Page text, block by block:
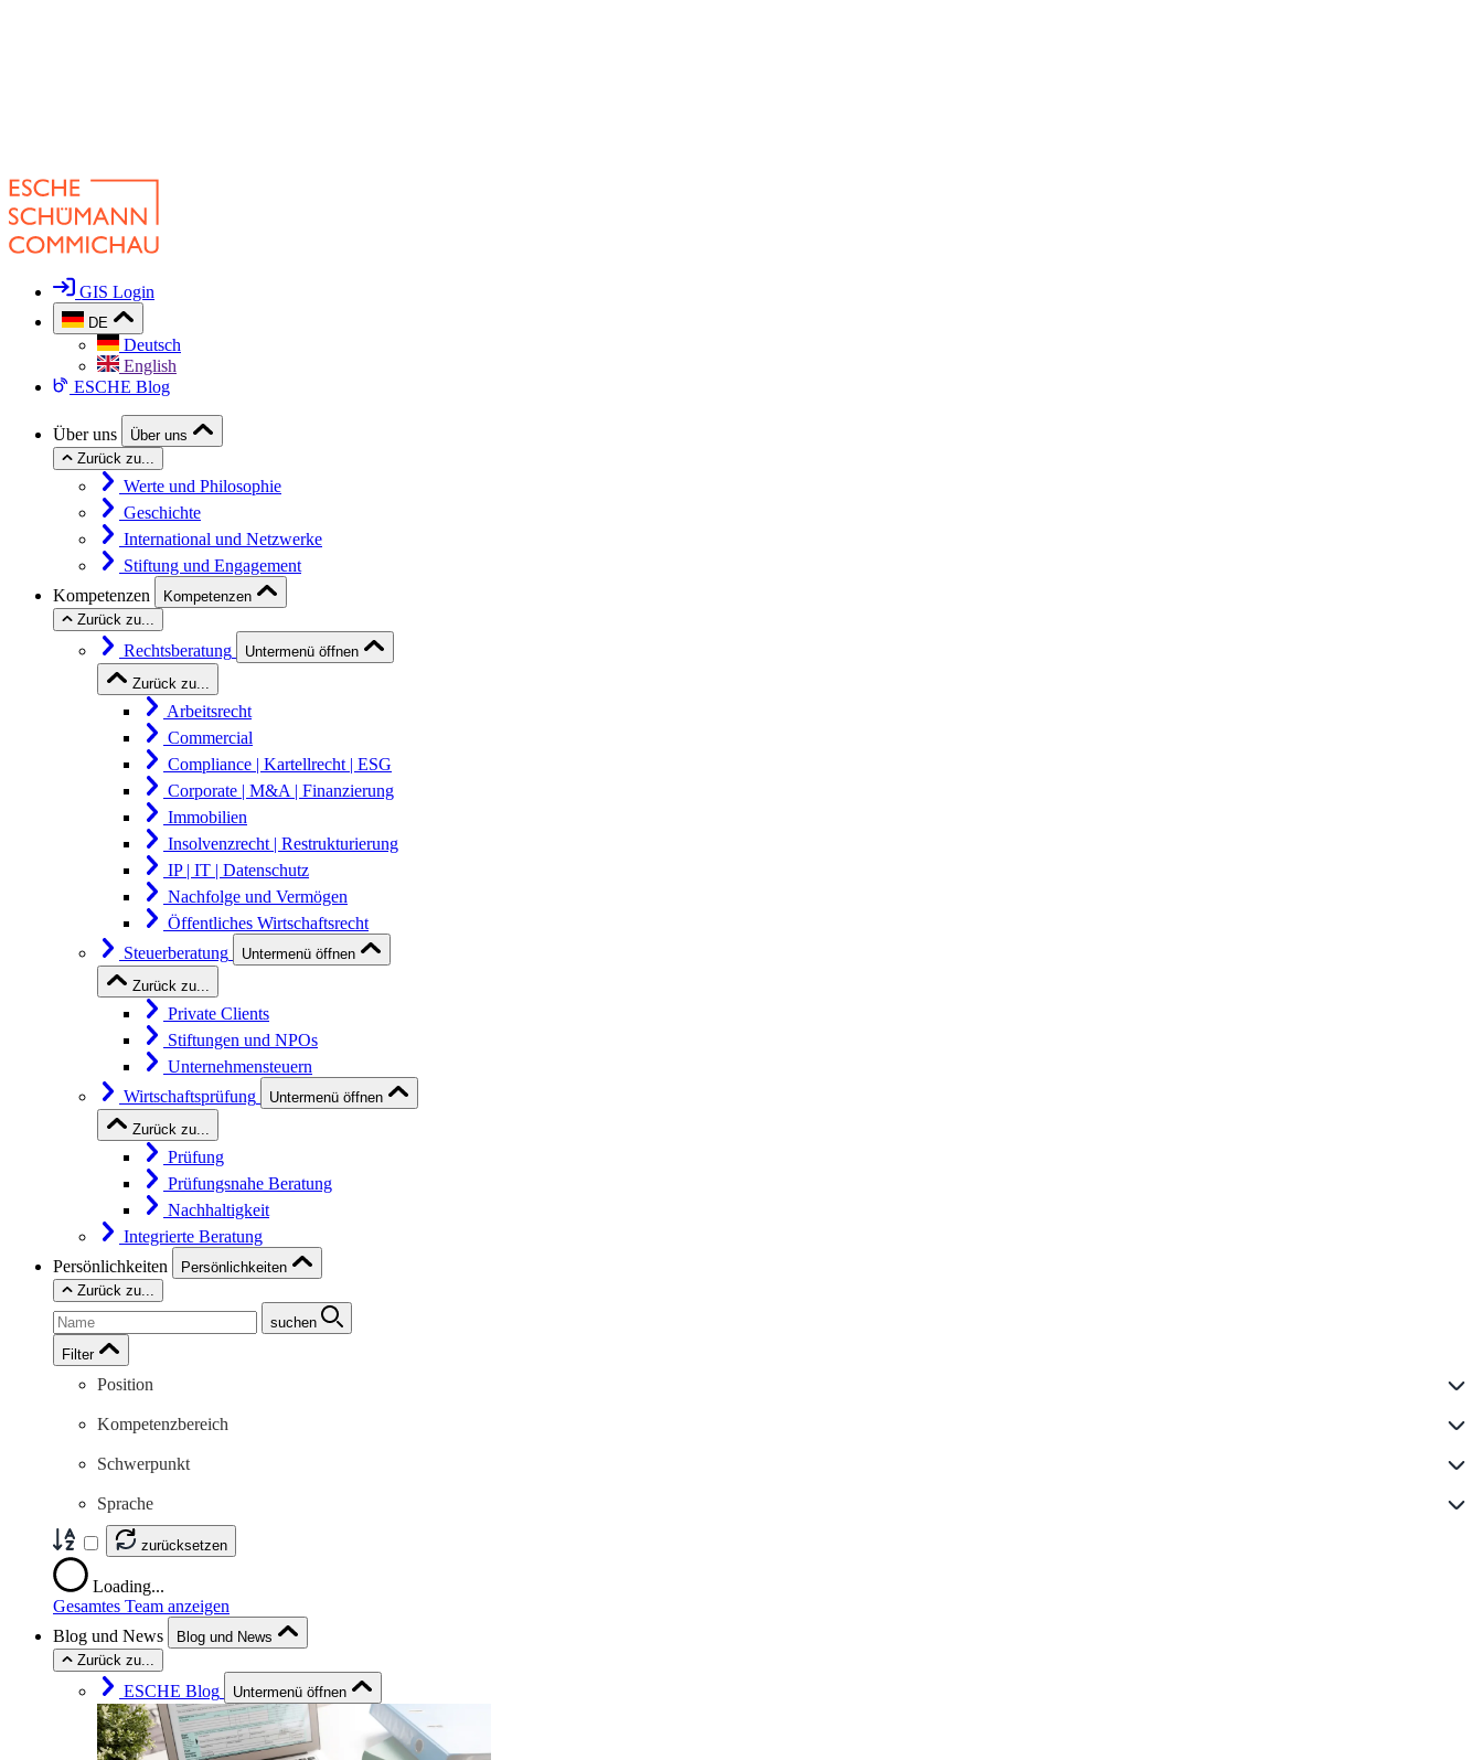
GIS Login
DE
Deutsch
English
ESCHE Blog
Über uns
Über uns
Zurück zu...
Werte und Philosophie
Geschichte
International und Netzwerke
Stiftung und Engagement
Kompetenzen
Kompetenzen
Zurück zu...
Rechtsberatung
Untermenü öffnen
Zurück zu...
Arbeitsrecht
Commercial
Compliance | Kartellrecht | ESG
Corporate | M&A | Finanzierung
Immobilien
Insolvenzrecht | Restrukturierung
IP | IT | Datenschutz
Nachfolge und Vermögen
Öffentliches Wirtschaftsrecht
Steuerberatung
Untermenü öffnen
Zurück zu...
Private Clients
Stiftungen und NPOs
Unternehmensteuern
Wirtschaftsprüfung
Untermenü öffnen
Zurück zu...
Prüfung
Prüfungsnahe Beratung
Nachhaltigkeit
Integrierte Beratung
Persönlichkeiten
Persönlichkeiten
Zurück zu...
suchen
Filter
Position
Kompetenzbereich
Schwerpunkt
Sprache
zurücksetzen
Loading...
Gesamtes Team anzeigen
Blog und News
Blog und News
Zurück zu...
ESCHE Blog Untermenü öffnen